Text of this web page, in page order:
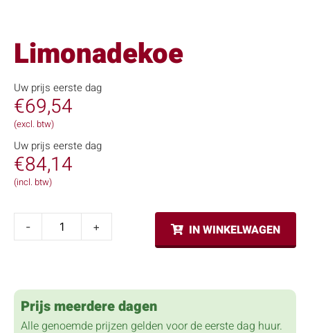
Limonadekoe
Uw prijs eerste dag
€69,54
(excl. btw)
Uw prijs eerste dag
€84,14
(incl. btw)
- + IN WINKELWAGEN
Prijs meerdere dagen
Alle genoemde prijzen gelden voor de eerste dag huur.